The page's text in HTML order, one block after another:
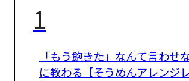
1
「もう飽きた」なんて言わせ
に教わる【そうめんアレンジ